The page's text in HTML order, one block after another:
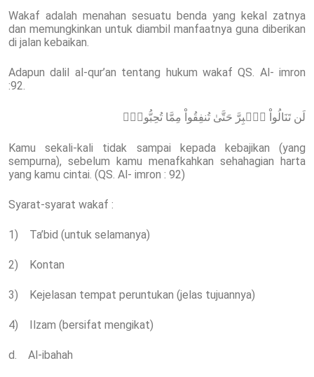
Wakaf adalah menahan sesuatu benda yang kekal zatnya
dan memungkinkan untuk diambil manfaatnya guna diberikan
di jalan kebaikan.
Adapun dalil al-qur’an tentang hukum wakaf QS. Al- imron
:92.
لَن تَنَالُواْ ٱلۡبِرَّ حَتَّىٰ تُنفِقُواْ مِمَّا تُحِبُّونَۚ
Kamu sekali-kali tidak sampai kepada kebajikan (yang
sempurna), sebelum kamu menafkahkan sehahagian harta
yang kamu cintai. (QS. Al- imron : 92)
Syarat-syarat wakaf :
1) Ta’bid (untuk selamanya)
2) Kontan
3) Kejelasan tempat peruntukan (jelas tujuannya)
4) Ilzam (bersifat mengikat)
d. Al-ibahah